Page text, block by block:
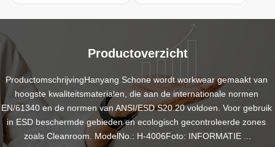
Productoverzicht
ProductomschrijvingHanyang Schone wordt workwear gemaakt van
hoogste kwaliteitsmaterialen, die aan de internationale normen
EN/61340 en de normen van ANSI/ESD S20.20 voldoen. Voor gebruik
in ESD beschermde gebieden en ecologisch gecontroleerde zones
zoals Cleanroom. ModelNo.: H-4006Foto: INFORMATIE ...